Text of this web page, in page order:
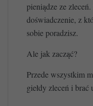
pieniądze ze
doświadczenie, z
sobie poradzisz.
Ale jak zacząć?
Przede wszystkim
giełdy zleceń i brać